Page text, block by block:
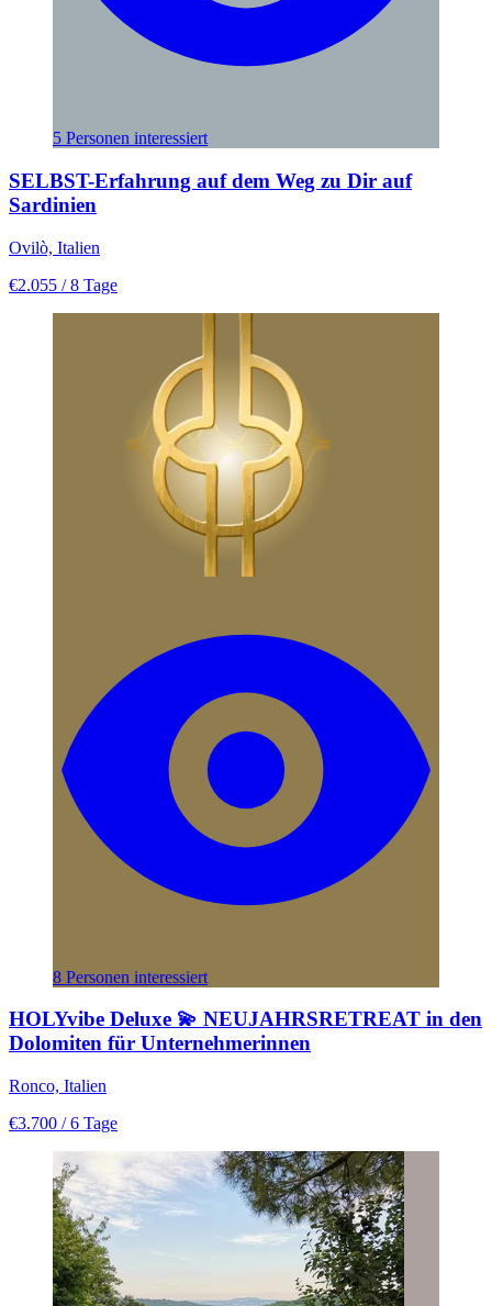
5 Personen interessiert
SELBST-Erfahrung auf dem Weg zu Dir auf
Sardinien
Ovilò, Italien
€2.055 / 8 Tage
8 Personen interessiert
HOLYvibe Deluxe 💫 NEUJAHRSRETREAT in den
Dolomiten für Unternehmerinnen
Ronco, Italien
€3.700 / 6 Tage